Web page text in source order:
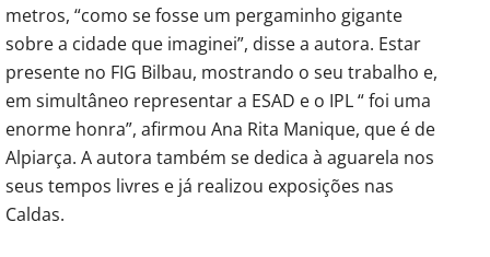
metros, “como se fosse um pergaminho gigante
sobre a cidade que imaginei”, disse a autora. Estar
presente no FIG Bilbau, mostrando o seu trabalho e,
em simultâneo representar a ESAD e o IPL “ foi uma
enorme honra”, afirmou Ana Rita Manique, que é de
Alpiarça. A autora também se dedica à aguarela nos
seus tempos livres e já realizou exposições nas
Caldas.